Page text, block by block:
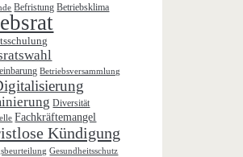
Befristung Betriebsklima
Betriebsversammlung
Diversität
Fachkräftemangel
Kündigung
Gesundheitsschutz